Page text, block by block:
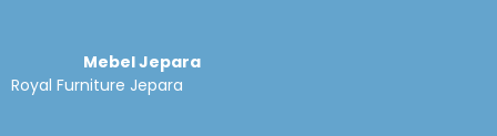
Mebel Jepara
Royal Furniture Jepara